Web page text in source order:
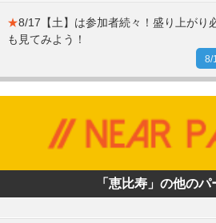
★8/17【土】は参加者続々！盛り上がり
も見てみよう！
8/
「恵比寿」の他の